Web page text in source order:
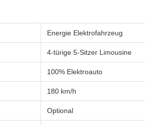
Energie Elektrofahrzeug
4-türige 5-Sitzer Limousine
100% Elektroauto
180 km/h
Optional